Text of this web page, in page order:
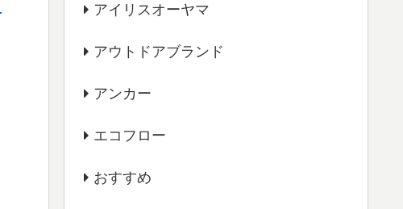
アイリスオーヤマ
アウトドアブランド
アンカー
エコフロー
おすすめ